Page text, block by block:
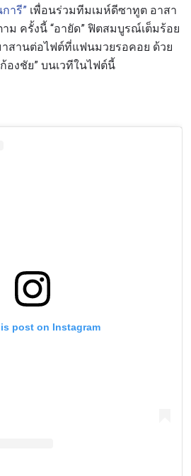
ารี” เพื่อนร่วมทีมเมห์ดีซาทูต อาสา
ม ครั้งนี้ “อายัด” ฟิตสมบูรณ์เต็มร้อย
สานต่อไฟต์ที่แฟนมวยรอคอย ด้วย
องชัย” บนเวทีในไฟต์นี้
post on Instagram